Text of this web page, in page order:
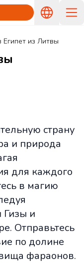
Египет из Литвы
страну
и природа
для каждого
в магию
Гизы и
Отправьтесь
по долине
фараонов.